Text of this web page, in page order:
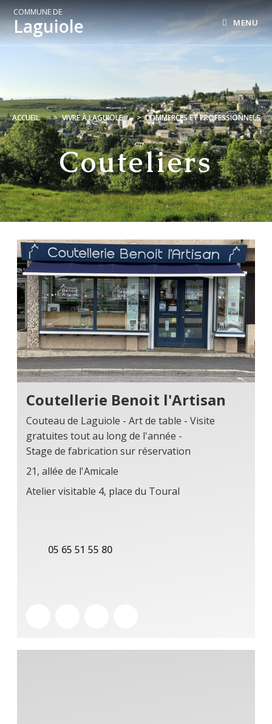
COMMUNE DE
Laguiole MENU
ACCUEIL > VIVRE À LAGUIOLE > COMMERCES ET PROFESSIONNELS
Couteliers
Coutellerie Benoit l'Artisan
Couteau de Laguiole - Art de table - Visite
gratuites tout au long de l'année -
Stage de fabrication sur réservation
21, allée de l'Amicale
Atelier visitable 4, place du Toural
05 65 51 55 80